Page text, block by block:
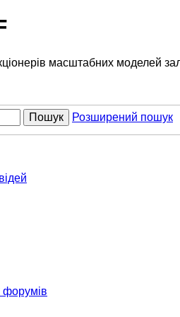
масштабних моделей
Пошук Розширений пошук